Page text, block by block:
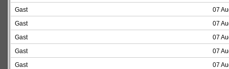
Gast
07
Gast
07
Gast
07
Gast
07
Gast
07